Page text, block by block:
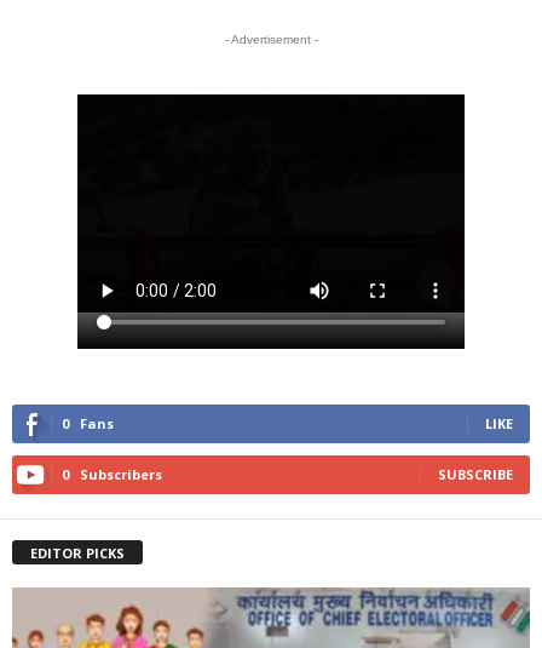
- Advertisement -
0 Fans LIKE
0 Subscribers SUBSCRIBE
EDITOR PICKS